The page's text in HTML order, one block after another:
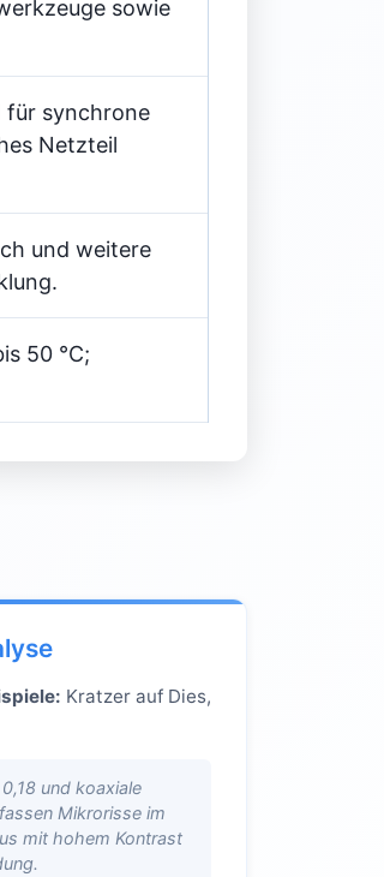
sowie
für synchrone
Netzteil
und weitere
50 °C;
Kratzer auf Dies,
und koaxiale
Mikrorisse im
mit hohem Kontrast